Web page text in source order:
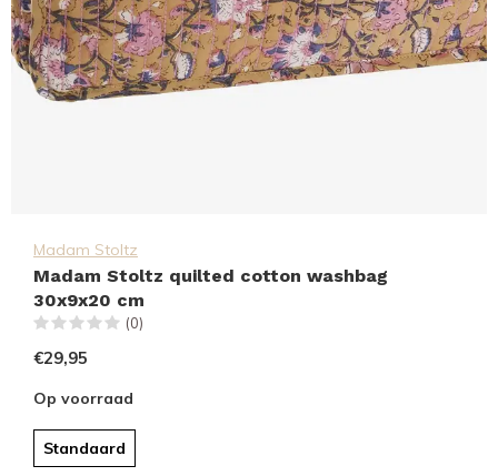
Madam Stoltz
Madam Stoltz quilted cotton washbag
30x9x20 cm
(0)
€29,95
Op voorraad
Standaard